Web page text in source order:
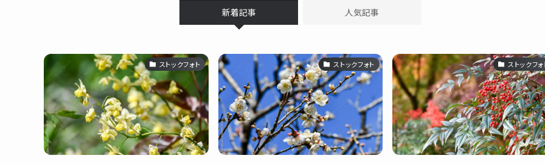
新着記事 人気記事
ストックフォト ストックフォト ストックフォ